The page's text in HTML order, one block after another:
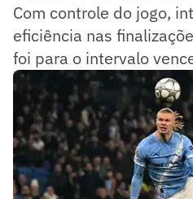
Com controle do jogo,
eficiência nas
foi para o intervalo